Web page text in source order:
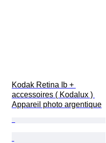
Kodak Retina Ib +
accessoires ( Kodalux )
Appareil photo argentique